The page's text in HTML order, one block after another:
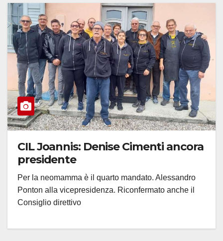
CIL Joannis: Denise Cimenti ancora
presidente
Per la neomamma è il quarto mandato. Alessandro
Ponton alla vicepresidenza. Riconfermato anche il
Consiglio direttivo